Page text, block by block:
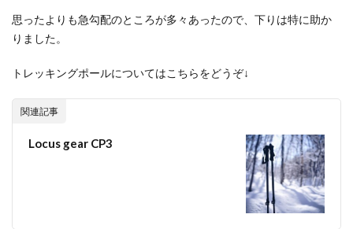
思ったよりも急勾配のところが多々あったので、下りは特に助か
りました。
トレッキングポールについてはこちらをどうぞ↓
関連記事
Locus gear CP3